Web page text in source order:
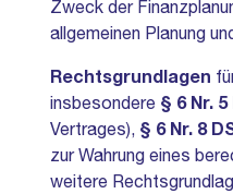
Zweck der
allgemeinen Planung
Rechtsgrundlagen
insbesondere § 6 Nr. 5
Vertrages), § 6 Nr. 8
zur Wahrung eines
weitere